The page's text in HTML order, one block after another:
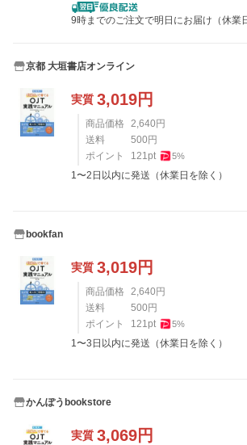
9時までのご注文で明日にお届け（休業
京都 大垣書店オンライン
実質 3,019円
商品価格 2,640円
送料
500円
ポイント
121 pt 5%
1〜2日以内に発送（休業日を除く）
bookfan
実質 3,019円
商品価格 2,640円
送料
500円
ポイント
121 pt 5%
1〜3日以内に発送（休業日を除く）
かんぽうbookstore
実質 3,069円